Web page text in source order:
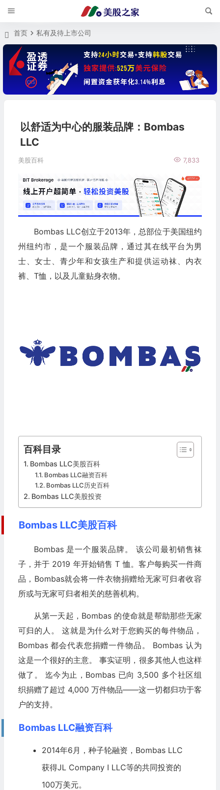
首页 私有及待上市公司
以舒适为中心的服装品牌：Bombas
LLC
美股百科 7,833
Bombas LLC创立于2013年，总部位于美国纽约
州纽约市，是一个服装品牌，通过其在线平台为男
士、女士、青少年和女孩生产和提供运动袜、内衣
裤、T恤，以及儿童贴身衣物。
百科目录
Bombas LLC美股百科
Bombas LLC融资百科
Bombas LLC历史百科
Bombas LLC美股投资
Bombas LLC美股百科
Bombas 是一个服装品牌。 该公司最初销售袜
子，并于 2019 年开始销售 T 恤。客户每购买一件商
品，Bombas就会将一件衣物捐赠给无家可归者收容
所或与无家可归者相关的慈善机构。
从第一天起，Bombas 的使命就是帮助那些无家
可归的人。 这就是为什么对于您购买的每件物品，
Bombas 都会代表您捐赠一件物品。 Bombas 认为
这是一个很好的主意。 事实证明，很多其他人也这样
做了。 迄今为止，Bombas 已向 3,500 多个社区组
织捐赠了超过 4,000 万件物品——这一切都归功于客
户的支持。
Bombas LLC融资百科
2014年6月，种子轮融资，Bombas LLC
获得JL Company I LLC等的共同投资的
100万美元。